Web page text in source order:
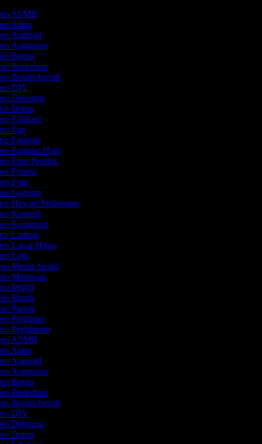
ASMR
Alam
Android
Anggaran
Berita
Berkebun
Bersih-bersih
DIY
Dekorasi
Demo
Edukasi
Fan
Fashion
Fashion Haul
Film Pendek
Fitness
Foto
Gaming
Hewan Peliharaan
Komedi
Komentar
Latihan
Layar Hijau
Lirik
Media Sosial
Memasak
Mobil
Musik
Parodi
Pelafalan
Perjalanan
ASMR
Alam
Android
Anggaran
Berita
Berkebun
Bersih-bersih
DIY
Dekorasi
Demo